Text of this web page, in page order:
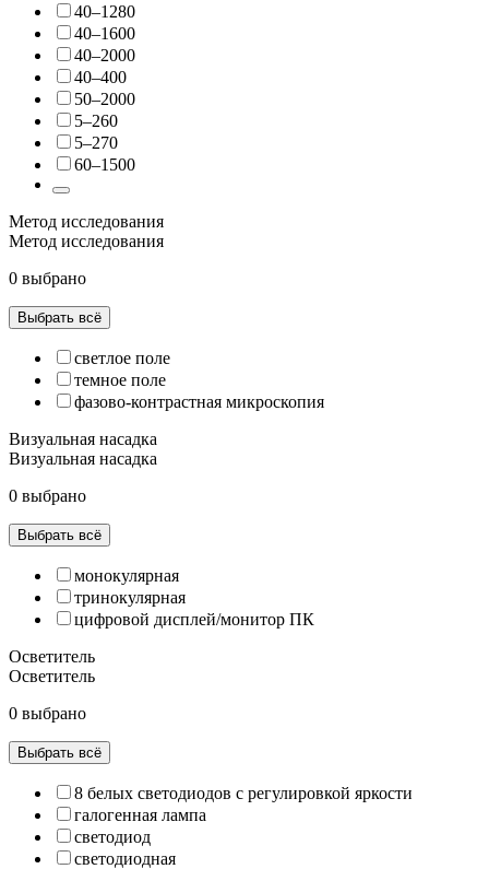
40–1280
40–1600
40–2000
40–400
50–2000
5–260
5–270
60–1500
Метод исследования
Метод исследования
0 выбрано
Выбрать всё
светлое поле
темное поле
фазово-контрастная микроскопия
Визуальная насадка
Визуальная насадка
0 выбрано
Выбрать всё
монокулярная
тринокулярная
цифровой дисплей/монитор ПК
Осветитель
Осветитель
0 выбрано
Выбрать всё
8 белых светодиодов с регулировкой яркости
галогенная лампа
светодиод
светодиодная